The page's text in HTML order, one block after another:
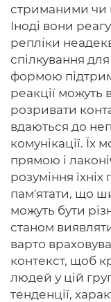
стриманими чи
Іноді вони
репліки
спілкування
формою
реакції
розривати
вдаються до
комунікації.
прямою і
розуміння
пам'ятати, що
можуть бути
станом
варто
контекст, щоб
людей у ​​цій
тенденції,